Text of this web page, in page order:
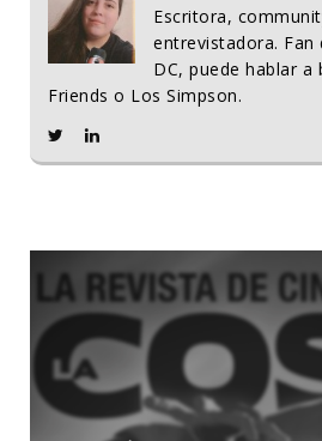
Escritora,
entrevistadora. Fan
DC, puede hablar a
Friends o Los Simpson.